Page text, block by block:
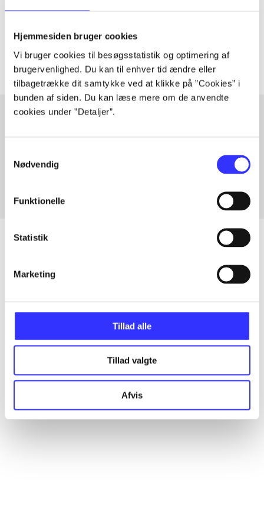
Hjemmesiden bruger cookies
Vi bruger cookies til besøgsstatistik og optimering af
brugervenlighed. Du kan til enhver tid ændre eller
tilbagetrække dit samtykke ved at klikke på ”Cookies” i
bunden af siden. Du kan læse mere om de anvendte
cookies under ”Detaljer”.
Nødvendig
Funktionelle
Statistik
Marketing
Tillad alle
Tillad valgte
Afvis
Artiklerne i handler ofte om
Fra
Artikler